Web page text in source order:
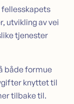
fellesskapets
utvikling av vei
tjenester
både formue
knyttet til
tilbake til.